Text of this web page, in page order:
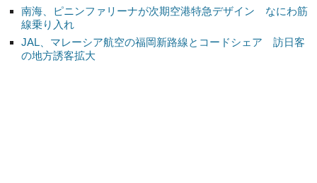
南海、ピニンファリーナが次期空港特急デザイン なにわ筋
線乗り入れ
JAL、マレーシア航空の福岡新路線とコードシェア 訪日客
の地方誘客拡大